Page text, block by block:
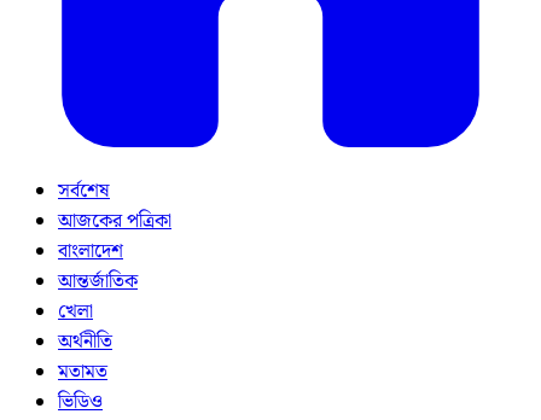
সর্বশেষ
আজকের পত্রিকা
বাংলাদেশ
আন্তর্জাতিক
খেলা
অর্থনীতি
মতামত
ভিডিও